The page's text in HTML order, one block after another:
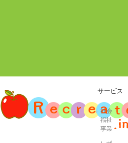
サービス
社会
福祉
事業